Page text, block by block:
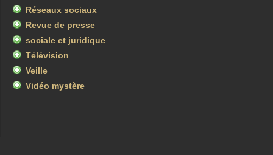
Réseaux sociaux
Revue de presse
sociale et juridique
Télévision
Veille
Vidéo mystère